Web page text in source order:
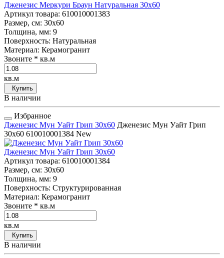
Дженезис Меркури Браун Натуральная 30x60
Артикул товара: 610010001383
Размер, см: 30x60
Толщина, мм: 9
Поверхность: Натуральная
Материал: Керамогранит
Звоните * кв.м
кв.м
Купить
В наличии
Избранное
Дженезис Мун Уайт Грип 30x60 Дженезис Мун Уайт Грип
30x60 610010001384 New
Дженезис Мун Уайт Грип 30x60
Артикул товара: 610010001384
Размер, см: 30x60
Толщина, мм: 9
Поверхность: Структурированная
Материал: Керамогранит
Звоните * кв.м
кв.м
Купить
В наличии